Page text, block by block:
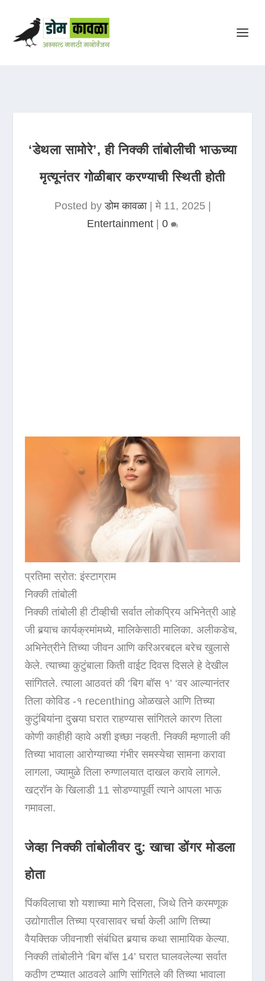
‘डेथला सामोरे’, ही निक्की तांबोलीची भाऊच्या
मृत्यूनंतर गोळीबार करण्याची स्थिती होती
Posted byडोम कावळा|मे 11, 2025|
Entertainment
0
प्रतिमा स्रोत: इंस्टाग्राम
निक्की तांबोली
निक्की तांबोली ही टीव्हीची सर्वात लोकप्रिय अभिनेत्री आहे
जी बर्‍याच कार्यक्रमांमध्ये, मालिकेसाठी मालिका. अलीकडेच,
अभिनेत्रीने तिच्या जीवन आणि करिअरबद्दल बरेच खुलासे
केले. त्याच्या कुटुंबाला किती वाईट दिवस दिसले हे देखील
सांगितले. त्याला आठवतं की ‘बिग बॉस १’ ‘वर आल्यानंतर
तिला कोविड -१ recenthing ओळखले आणि तिच्या
कुटुंबियांना दुसर्‍या घरात राहण्यास सांगितले कारण तिला
कोणी काहीही व्हावे अशी इच्छा नव्हती. निक्की म्हणाली की
तिच्या भावाला आरोग्याच्या गंभीर समस्येचा सामना करावा
लागला, ज्यामुळे तिला रुग्णालयात दाखल करावे लागले.
खट्रॉन के खिलाडी 11 सोडण्यापूर्वी त्याने आपला भाऊ
गमावला.
जेव्हा निक्की तांबोलीवर दु: खाचा डोंगर मोडला
होता
पिंकविलाचा शो यशाच्या मागे दिसला, जिथे तिने करमणूक
उद्योगातील तिच्या प्रवासावर चर्चा केली आणि तिच्या
वैयक्तिक जीवनाशी संबंधित बर्‍याच कथा सामायिक केल्या.
निक्की तांबोलीने ‘बिग बॉस 14’ घरात घालवलेल्या सर्वात
कठीण टप्प्यात आठवले आणि सांगितले की तिच्या भावाला